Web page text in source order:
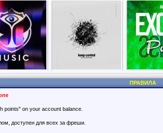
ПРАВИЛА
points" on your account balance.
доступен для всех за фреши.